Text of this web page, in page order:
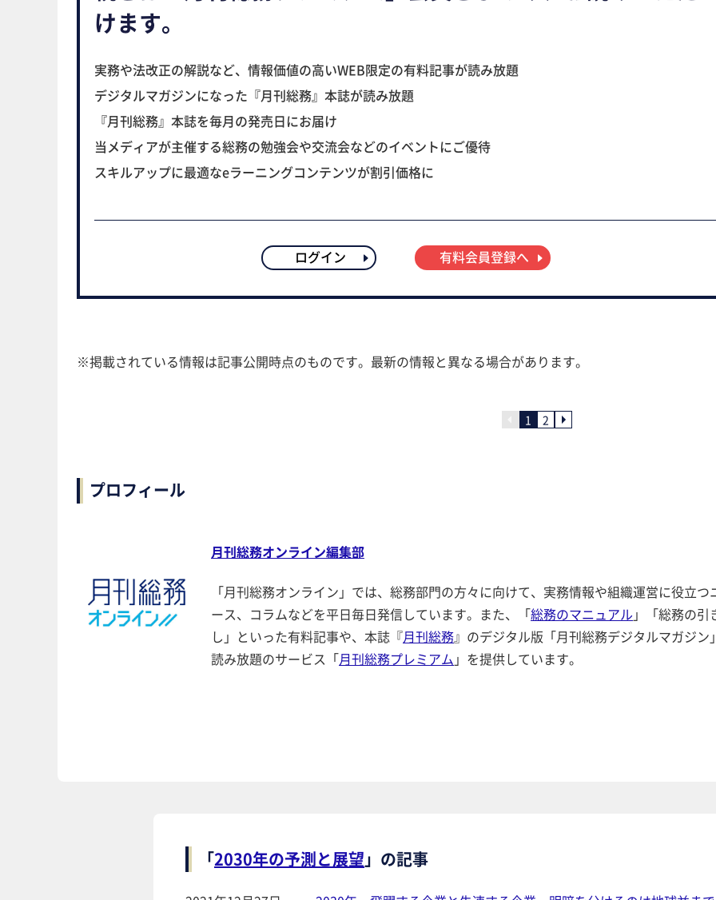
けます。
実務や法改正の解説など、情報価値の高いWEB限定の有料記事が読み放題
デジタルマガジンになった『月刊総務』本誌が読み放題
『月刊総務』本誌を毎月の発売日にお届け
当メディアが主催する総務の勉強会や交流会などのイベントにご優待
スキルアップに最適なeラーニングコンテンツが割引価格に
ログイン 有料会員登録へ
※掲載されている情報は記事公開時点のものです。最新の情報と異なる場合があります。
1 2
プロフィール
月刊総務オンライン編集部
「月刊総務オンライン」では、総務部門の方々に向けて、実務情報や組織運営に役立つ
ース、コラムなどを平日毎日発信しています。また、「総務のマニュアル 」「総務の引
し」といった有料記事や、本誌『月刊総務』のデジタル版「月刊総務デジタルマガジン
読み放題のサービス「月刊総務プレミアム 」を提供しています。
「2030年の予測と展望」の記事